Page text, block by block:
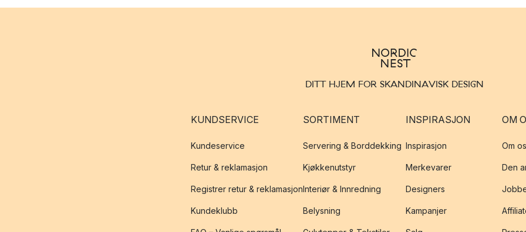
DITT HJEM FOR SKANDINAVISK DESIGN
KUNDSERVICE
Kundeservice
Retur & reklamasjon
Registrer retur & reklamasjon
Kundeklubb
SORTIMENT
Servering & Borddekking
Kjøkkenutstyr
Interiør & Innredning
Belysning
INSPIRASJON
Inspirasjon
Merkevarer
Designers
Kampanjer
OM
Om
Den